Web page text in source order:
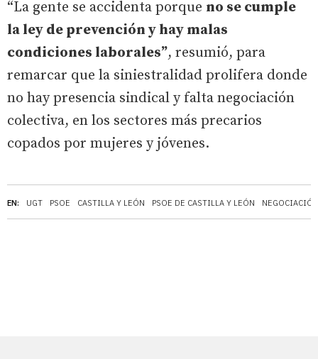
EN: UGT PSOE CASTILLA Y LEÓN PSOE DE CASTILLA Y LEÓN
“La gente se accidenta porque no se cumple
la ley de prevención y hay malas
condiciones laborales”, resumió, para
remarcar que la siniestralidad prolifera donde
no hay presencia sindical y falta negociación
colectiva, en los sectores más precarios
copados por mujeres y jóvenes.